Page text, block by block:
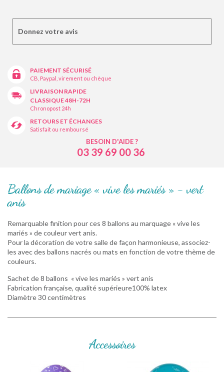
Donnez votre avis
PAIEMENT SÉCURISÉ
CB, Paypal, virement ou chèque
LIVRAISON RAPIDE
CLASSIQUE 48H-72H
Chronopost 24h
RETOURS ET ÉCHANGES
Satisfait ou remboursé
BESOIN D'AIDE ?
03 39 69 00 36
Ballons de mariage « vive les mariés » - vert
anis
Remarquable finition pour ces 8 ballons au marquage « vive les
mariés » de couleur vert anis.
Pour la décoration de votre salle de façon harmonieuse, associez-
les avec des ballons nacrés ou mats en fonction de votre thème de
couleurs.
Sachet de 8 ballons « vive les mariés » vert anis
Fabrication française, qualité supérieure100% latex
Diamètre 30 centimètres
Accessoires